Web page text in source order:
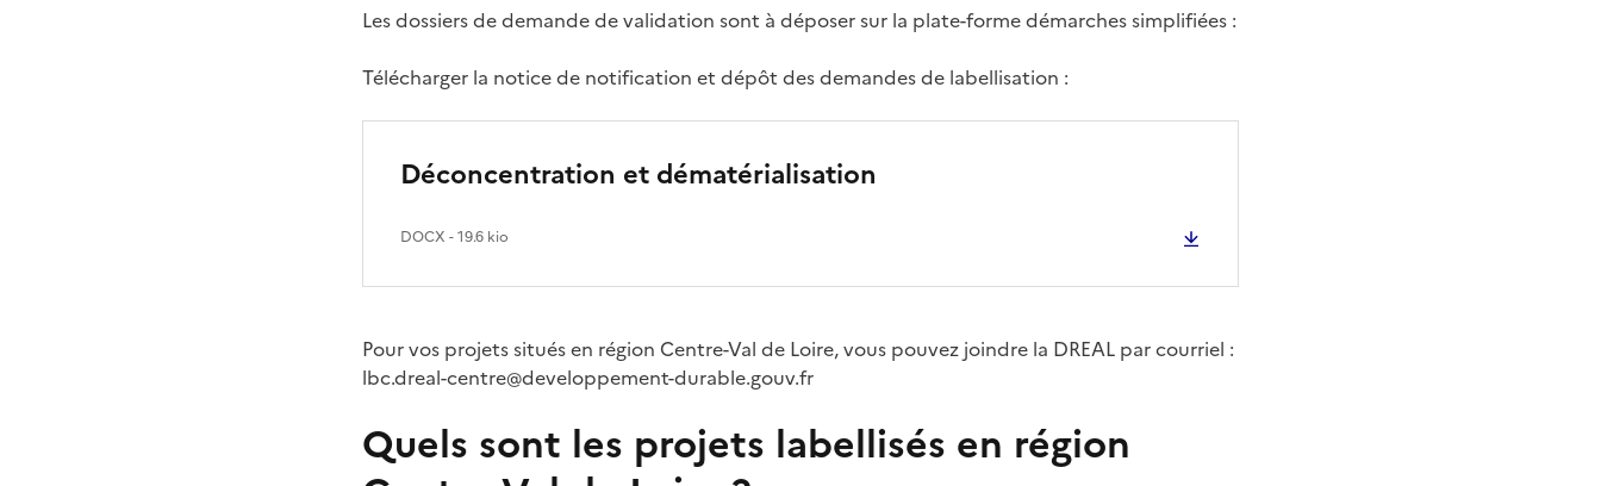
Les dossiers de demande de validation sont à déposer sur la plate-forme démarches simplifiées :
Télécharger la notice de notification et dépôt des demandes de labellisation :
Déconcentration et dématérialisation
DOCX - 19.6 kio
Pour vos projets situés en région Centre-Val de Loire, vous pouvez joindre la DREAL par courriel :
lbc.dreal-centre@developpement-durable.gouv.fr
Quels sont les projets labellisés en région